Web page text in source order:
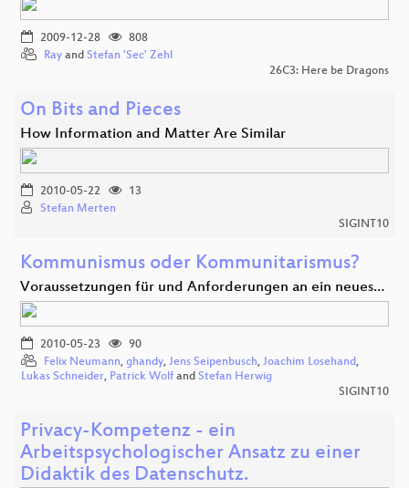
2009-12-28
808
Ray and Stefan 'Sec' Zehl
26C3: Here be Dragons
On Bits and Pieces
How Information and Matter Are Similar
2010-05-22
13
Stefan Merten
SIGINT10
Kommunismus oder Kommunitarismus?
Voraussetzungen für und Anforderungen an ein neues…
2010-05-23
90
Felix Neumann, ghandy, Jens Seipenbusch, Joachim Losehand,
Lukas Schneider, Patrick Wolf and Stefan Herwig
SIGINT10
Privacy-Kompetenz - ein
Arbeitspsychologischer Ansatz zu einer
Didaktik des Datenschutz.